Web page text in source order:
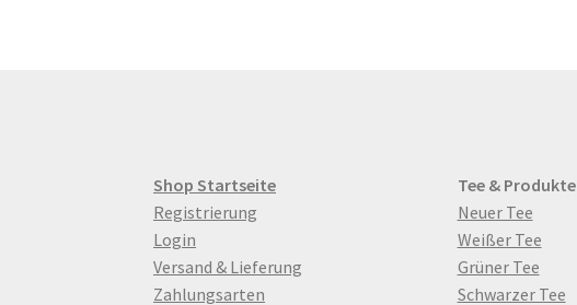
Shop Startseite
Registrierung
Login
Versand & Lieferung
Zahlungsarten
Tee & Produkte
Neuer Tee
Weißer Tee
Grüner Tee
Schwarzer Tee